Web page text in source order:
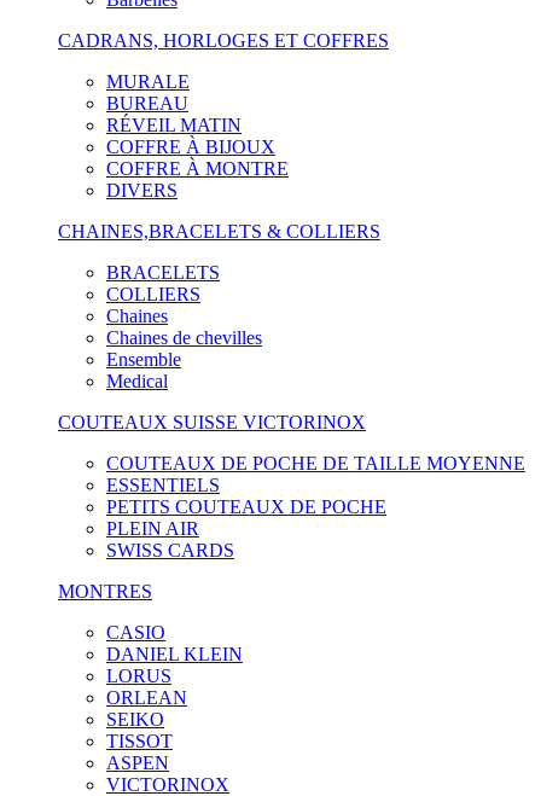
CADRANS, HORLOGES ET COFFRES
MURALE
BUREAU
RÉVEIL MATIN
COFFRE À BIJOUX
COFFRE À MONTRE
DIVERS
CHAINES,BRACELETS & COLLIERS
BRACELETS
COLLIERS
Chaines
Chaines de chevilles
Ensemble
Medical
COUTEAUX SUISSE VICTORINOX
COUTEAUX DE POCHE DE TAILLE MOYENNE
ESSENTIELS
PETITS COUTEAUX DE POCHE
PLEIN AIR
SWISS CARDS
MONTRES
CASIO
DANIEL KLEIN
LORUS
ORLEAN
SEIKO
TISSOT
ASPEN
VICTORINOX